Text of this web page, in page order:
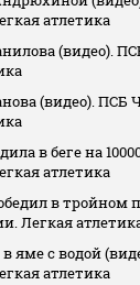
атлетика
(видео).
(видео). ПСБ
в беге на
атлетика
в тройном
Легкая
яме с водой
атлетика